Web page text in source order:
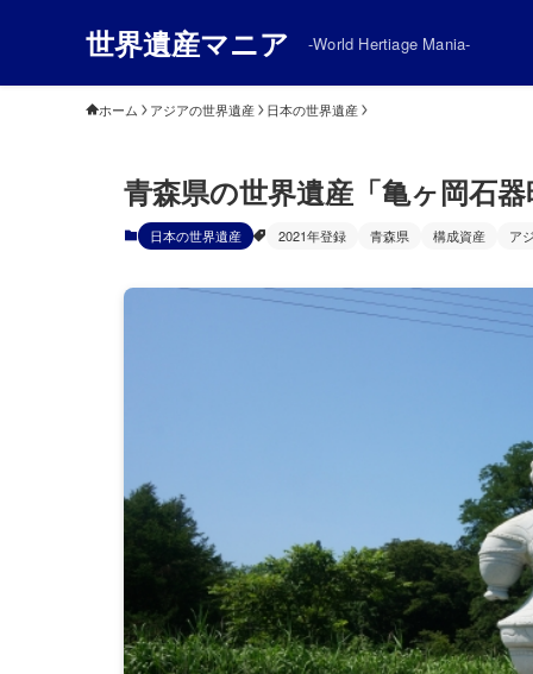
世界遺産マニア -World Hertiage Mania-
ホーム アジアの世界遺産 日本の世界遺産
青森県の世界遺産「亀ヶ岡石
日本の世界遺産 2021年登録 青森県 構成資産 ア